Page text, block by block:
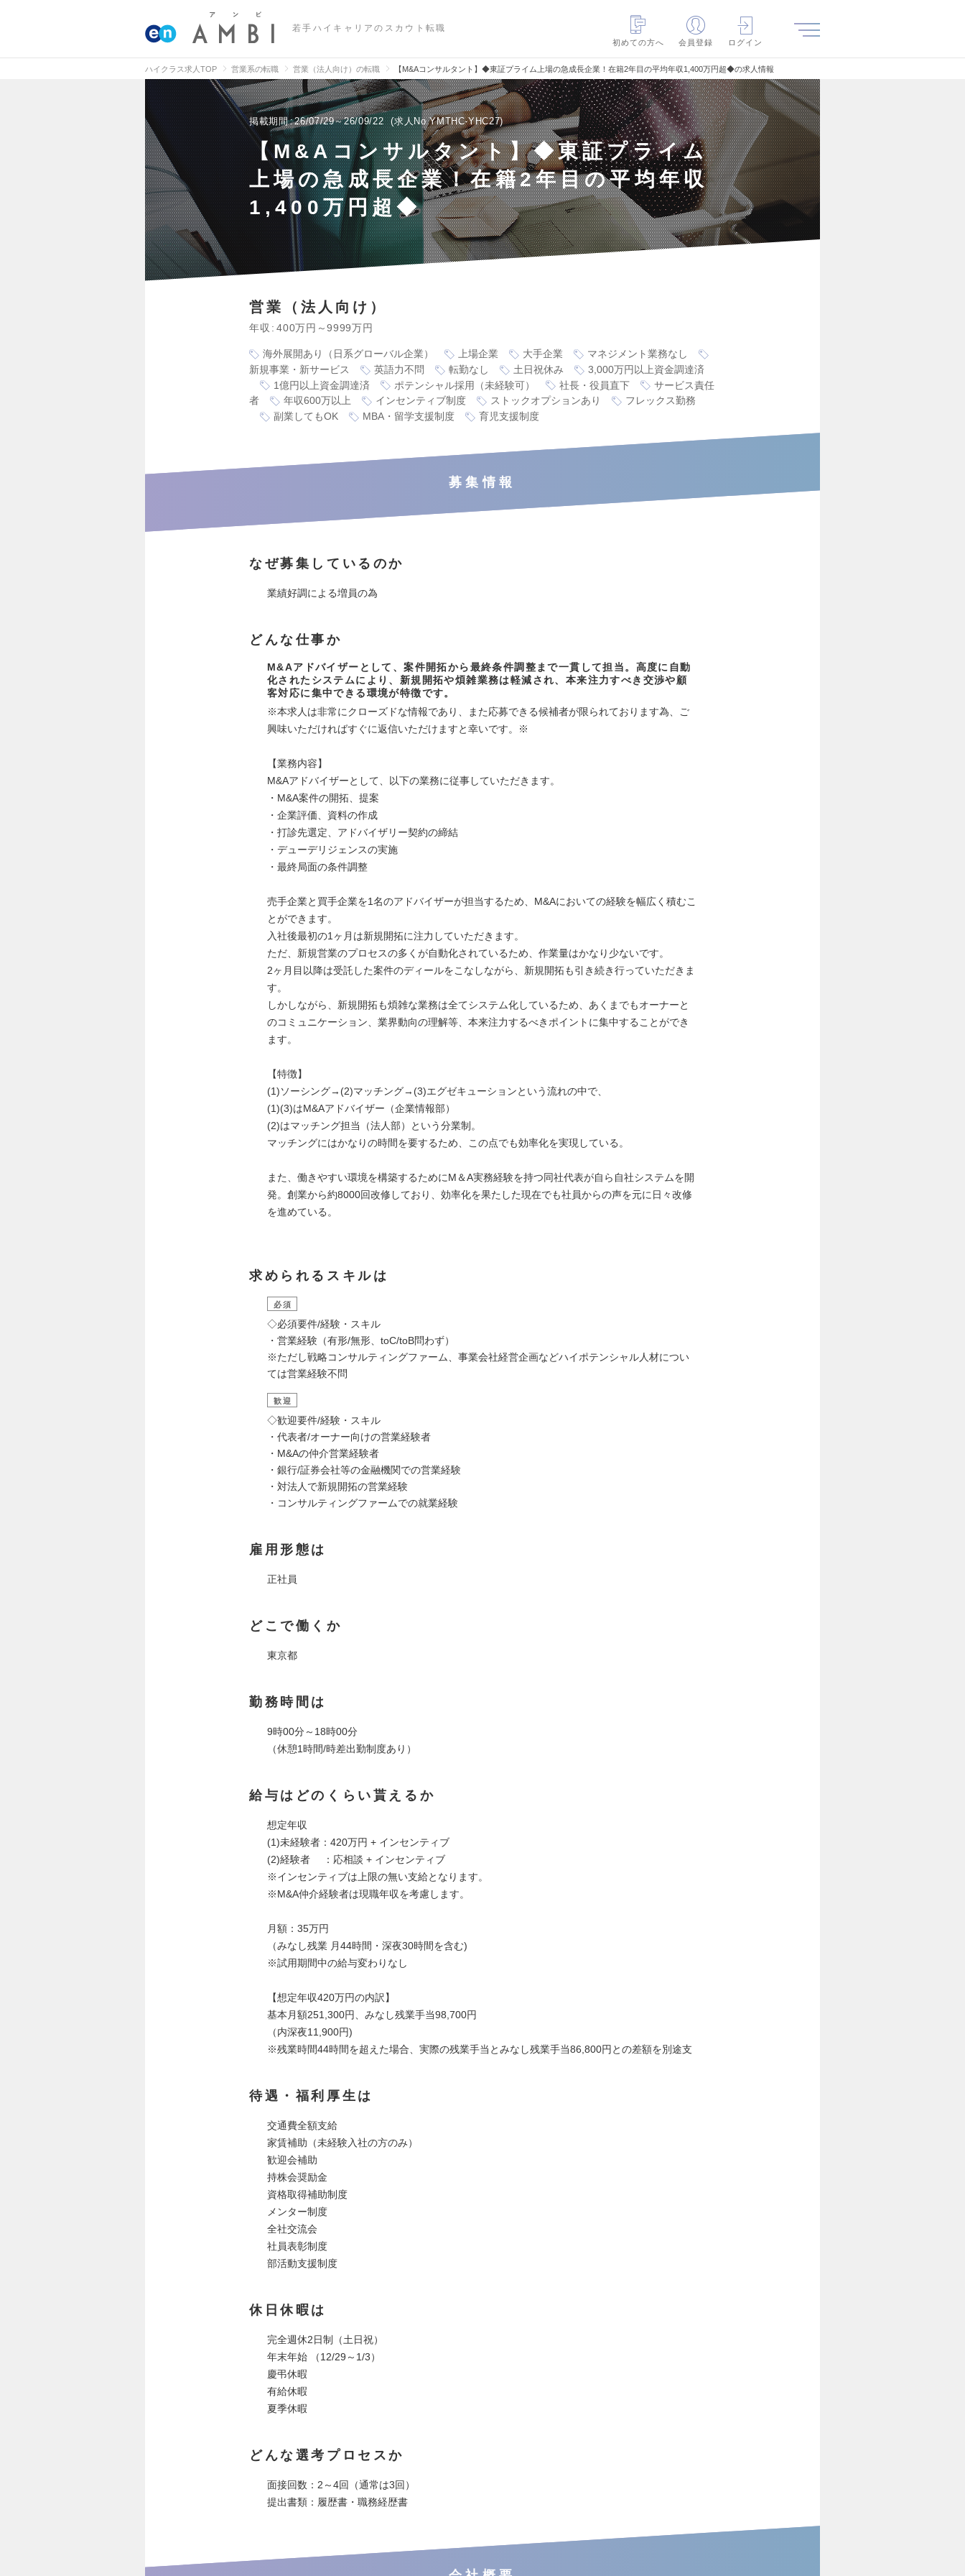
若手ハイキャリアのスカウト転職
初めての方へ
会員登録 ログイン
ハイクラス求人TOP 営業系の転職 営業（法人向け）の転職 【M&Aコンサルタント】◆東証プライム上場の急成長企業！在籍2年目の平均年収1,400万円超◆の求人情報
掲載期間 26/07/29～26/09/22 求人No.YMTHC-YHC27
【M&Aコンサルタント】◆東証プライム
上場の急成長企業！在籍2年目の平均年収
1,400万円超◆
営業（法人向け）
年収 400万円～9999万円
海外展開あり（日系グローバル企業） 上場企業 大手企業
マネジメント業務なし
新規事業・新サービス
英語力不問 転勤なし 土日祝休み
3,000万円以上資金調達済
1億円以上資金調達済
ポテンシャル採用（未経験可） 社長・役員直下
サービス責任
者
年収600万以上 インセンティブ制度 ストックオプションあり
フレックス勤務
副業してもOK
MBA・留学支援制度 育児支援制度
募集情報
なぜ募集しているのか
業績好調による増員の為
どんな仕事か
M&Aアドバイザーとして、案件開拓から最終条件調整まで一貫して担当。高度に自動
化されたシステムにより、新規開拓や煩雑業務は軽減され、本来注力すべき交渉や顧
客対応に集中できる環境が特徴です。
※本求人は非常にクローズドな情報であり、また応募できる候補者が限られております為、ご
興味いただければすぐに返信いただけますと幸いです。※
【業務内容】
M&Aアドバイザーとして、以下の業務に従事していただきます。
・M&A案件の開拓、提案
・企業評価、資料の作成
・打診先選定、アドバイザリー契約の締結
・デューデリジェンスの実施
・最終局面の条件調整
売手企業と買手企業を1名のアドバイザーが担当するため、M&Aにおいての経験を幅広く積むこ
とができます。
入社後最初の1ヶ月は新規開拓に注力していただきます。
ただ、新規営業のプロセスの多くが自動化されているため、作業量はかなり少ないです。
2ヶ月目以降は受託した案件のディールをこなしながら、新規開拓も引き続き行っていただきま
す。
しかしながら、新規開拓も煩雑な業務は全てシステム化しているため、あくまでもオーナーと
のコミュニケーション、業界動向の理解等、本来注力するべきポイントに集中することができ
ます。
【特徴】
(1)ソーシング→(2)マッチング→(3)エグゼキューションという流れの中で、
(1)(3)はM&Aアドバイザー（企業情報部）
(2)はマッチング担当（法人部）という分業制。
マッチングにはかなりの時間を要するため、この点でも効率化を実現している。
また、働きやすい環境を構築するためにM＆A実務経験を持つ同社代表が自ら自社システムを開
発。創業から約8000回改修しており、効率化を果たした現在でも社員からの声を元に日々改修
を進めている。
求められるスキルは
必須
◇必須要件/経験・スキル
・営業経験（有形/無形、toC/toB問わず）
※ただし戦略コンサルティングファーム、事業会社経営企画などハイポテンシャル人材につい
ては営業経験不問
歓迎
◇歓迎要件/経験・スキル
・代表者/オーナー向けの営業経験者
・M&Aの仲介営業経験者
・銀行/証券会社等の金融機関での営業経験
・対法人で新規開拓の営業経験
・コンサルティングファームでの就業経験
雇用形態は
正社員
どこで働くか
東京都
勤務時間は
9時00分～18時00分
（休憩1時間/時差出勤制度あり）
給与はどのくらい貰えるか
想定年収
(1)未経験者：420万円 + インセンティブ
(2)経験者 ：応相談 + インセンティブ
※インセンティブは上限の無い支給となります。
※M&A仲介経験者は現職年収を考慮します。
月額：35万円
（みなし残業 月44時間・深夜30時間を含む)
※試用期間中の給与変わりなし
【想定年収420万円の内訳】
基本月額251,300円、みなし残業手当98,700円
（内深夜11,900円)
※残業時間44時間を超えた場合、実際の残業手当とみなし残業手当86,800円との差額を別途支
待遇・福利厚生は
交通費全額支給
家賃補助（未経験入社の方のみ）
歓迎会補助
持株会奨励金
資格取得補助制度
メンター制度
全社交流会
社員表彰制度
部活動支援制度
休日休暇は
完全週休2日制（土日祝）
年末年始 （12/29～1/3）
慶弔休暇
有給休暇
夏季休暇
どんな選考プロセスか
面接回数：2～4回（通常は3回）
提出書類：履歴書・職務経歴書